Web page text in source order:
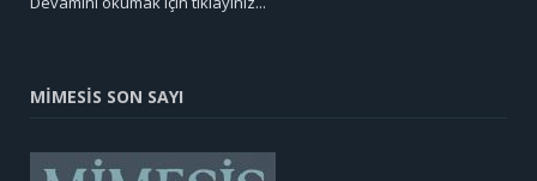
MİMESİS SON SAYI